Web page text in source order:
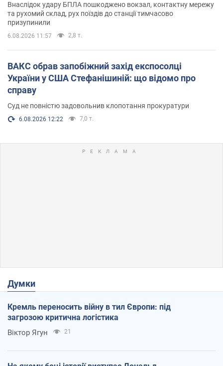
Внаслідок удару БПЛА пошкоджено вокзал, контактну мережу
та рухомий склад, рух поїздів до станції тимчасово
призупинили
6.08.2026 11:57 2,8 т.
ВАКС обрав запобіжний захід експосолці
України у США Стефанішиній: що відомо про
справу
Суд не повністю задовольнив клопотання прокуратури
6.08.2026 12:22 7,0 т.
Думки
Кремль переносить війну в тил Європи: під
загрозою критична логістика
Віктор Ягун 21